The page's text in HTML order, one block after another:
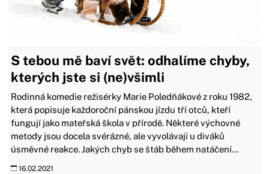
S tebou mě baví svět: odhalíme chyby,
kterých jste si (ne)všimli
Rodinná komedie režisérky Marie Poledňákové z roku 1982,
která popisuje každoroční pánskou jízdu tří otců, kteří
fungují jako mateřská škola v přírodě. Některé výchovné
metody jsou docela svérázné, ale vyvolávají u diváků
úsměvné reakce. Jakých chyb se štáb během natáčení...
16.02.2021